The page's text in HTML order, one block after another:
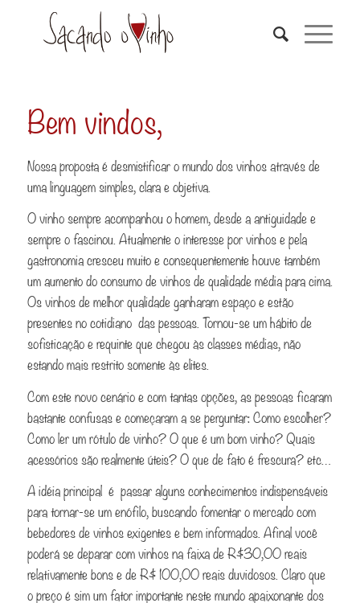
Bem vindos,
Nossa proposta é desmistificar o mundo dos vinhos através de
uma linguagem simples, clara e objetiva.
O vinho sempre acompanhou o homem, desde a antiguidade e
sempre o fascinou. Atualmente o interesse por vinhos e pela
gastronomia cresceu muito e consequentemente houve também
um aumento do consumo de vinhos de qualidade média para cima.
Os vinhos de melhor qualidade ganharam espaço e estão
presentes no cotidiano das pessoas. Tornou-se um hábito de
sofisticação e requinte que chegou às classes médias, não
estando mais restrito somente às elites.
Com este novo cenário e com tantas opções, as pessoas ficaram
bastante confusas e começaram a se perguntar: Como escolher?
Como ler um rótulo de vinho? O que é um bom vinho? Quais
acessórios são realmente úteis? O que de fato é frescura? etc…
A idéia principal é passar alguns conhecimentos indispensáveis
para tornar-se um enófilo, buscando fomentar o mercado com
bebedores de vinhos exigentes e bem informados. Afinal você
poderá se deparar com vinhos na faixa de R$30,00 reais
relativamente bons e de R$ 100,00 reais duvidosos. Claro que
o preço é sim um fator importante neste mundo apaixonante dos